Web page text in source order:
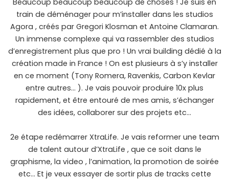
Beaucoup beaucoup beaucoup de choses ! Je suis en
train de déménager pour m’installer dans les studios
Agora , créés par Gregori Klosman et Antoine Clamaran.
Un immense complexe qui va rassembler des studios
d’enregistrement plus que pro ! Un vrai building dédié à la
création made in France ! On est plusieurs à s’y installer
en ce moment (Tony Romera, Ravenkis, Carbon Kevlar
entre autres… ). Je vais pouvoir produire 10x plus
rapidement, et être entouré de mes amis, s’échanger
des idées, collaborer sur des projets etc…
2e étape redémarrer XtraLife. Je vais reformer une team
de talent autour d’XtraLife , que ce soit dans le
graphisme, la video , l’animation, la promotion de soirée
etc… Et je veux essayer de sortir plus de tracks cette